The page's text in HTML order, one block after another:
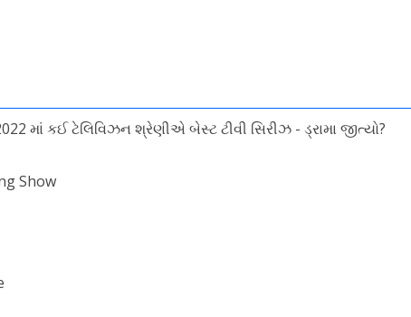
માં કઈ ટેલિવિઝન શ્રેણીએ બેસ્ટ ટીવી સિરીઝ - ડ્રામા જીત્યો?
Show